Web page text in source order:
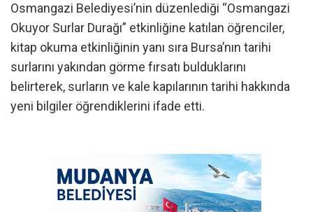
Osmangazi Belediyesi’nin düzenlediği “Osmangazi
Okuyor Surlar Durağı” etkinliğine katılan öğrenciler,
kitap okuma etkinliğinin yanı sıra Bursa’nın tarihi
surlarını yakından görme fırsatı bulduklarını
belirterek, surların ve kale kapılarının tarihi hakkında
yeni bilgiler öğrendiklerini ifade etti.